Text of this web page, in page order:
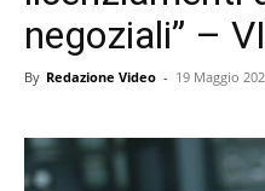
negoziali” –
By Redazione Video - 19 Maggio